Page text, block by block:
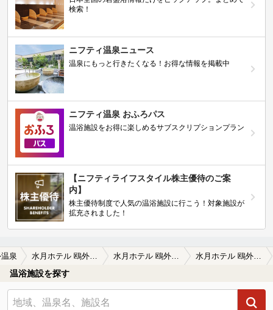
検索！
ニフティ温泉ニュース
温泉にもっと行きたくなる！お得な情報を掲載中
ニフティ温泉 おふろパス
温浴施設をお得に楽しめるサブスクリプションプラン
【ニフティライフスタイル株主優待のご案
内】
株主優待制度で人気の温浴施設に行こう！対象施設が
拡充されました！
泉 水月ホテル 鴎外荘（閉館しました）の口コミ 鴎外ファンです
温浴施設を探す